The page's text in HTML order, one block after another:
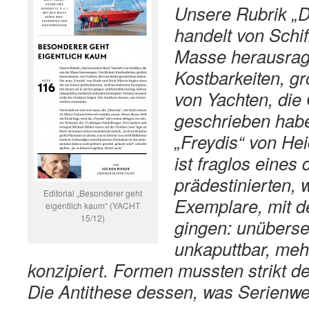
Editorial „Besonderer geht
eigentlich kaum“ (YACHT
15/12)
Unsere Rubrik
handelt von
Masse
Kostbarkeiten,
von Yachten,
geschrieben
„Freydis“ von
ist fraglos eines
prädestinierten,
Exemplare, mit
gingen:
unkaputtbar,
konzipiert. Formen mussten strikt
Die Antithese dessen, was